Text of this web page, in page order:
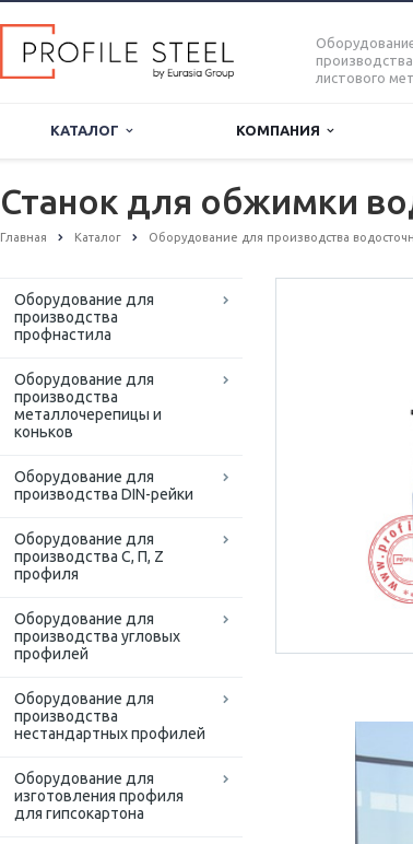
листового
КАТАЛОГ КОМПАНИЯ
Станок для обжимки
Главная Каталог Оборудование для производства
Оборудование для
производства
профнастила
Оборудование для
производства
металлочерепицы и
коньков
Оборудование для
производства DIN-рейки
Оборудование для
производства С, П, Z
профиля
Оборудование для
производства угловых
профилей
Оборудование для
производства
нестандартных профилей
Оборудование для
изготовления профиля
для гипсокартона